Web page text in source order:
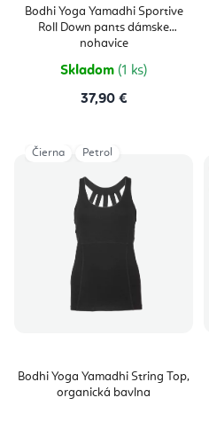
Bodhi Yoga Yamadhi Sportive
Roll Down pants dámske
nohavice
Skladom (1 ks)
37,90 €
Bodhi Yoga Yamadhi String Top,
organická bavlna
Čierna Petrol